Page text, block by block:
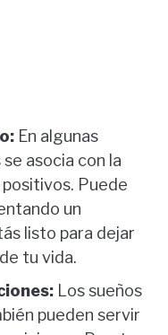
En algunas
asocia con la
Puede
un
listo para dejar
tu vida.
Los sueños
pueden servir